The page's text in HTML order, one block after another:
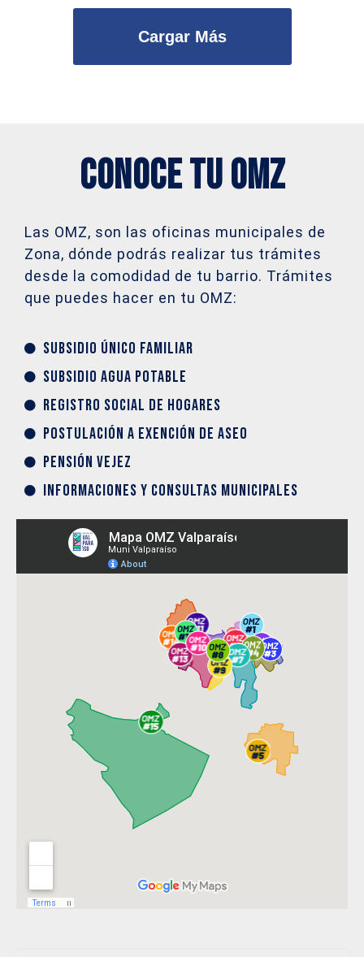
Cargar Más
Conoce tu OMZ
Las OMZ, son las oficinas municipales de
Zona, dónde podrás realizar tus trámites
desde la comodidad de tu barrio. Trámites
que puedes hacer en tu OMZ:
Subsidio único familiar
Subsidio agua potable
Registro social de hogares
Postulación a exención de aseo
Pensión vejez
Informaciones y consultas municipales